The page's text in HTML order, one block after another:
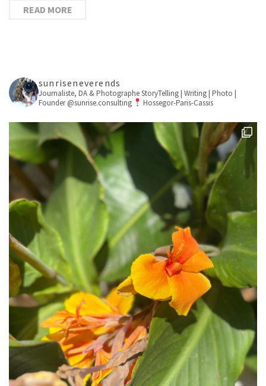
READ MORE
sunriseneverends
Journaliste, DA & PhotographeStoryTelling | Writing | Photo |
Founder @sunrise.consulting
Hossegor-Paris-Cassis